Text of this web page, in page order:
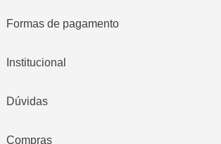
Formas de pagamento
Institucional
Dúvidas
Compras